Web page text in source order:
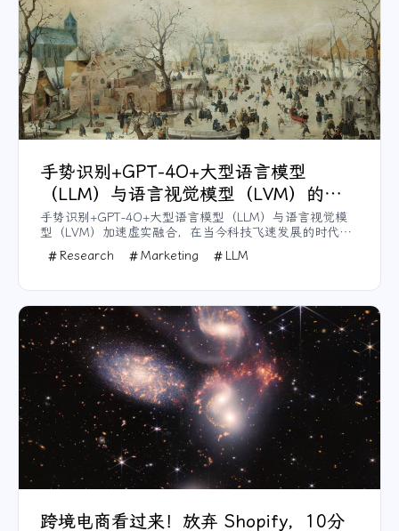
手势识别+GPT-4O+大型语言模型
（LLM）与语言视觉模型（LVM）的深
度融合
手势识别+GPT-4O+大型语言模型（LLM）与语言视觉模
型（LVM）加速虚实融合，在当今科技飞速发展的时代，
混合现实（Mixed Reality, MR）技术逐步进入我们的日常
生活和工作环境。作为将虚拟与现实无缝融合的技术，MR
（VR）和增强现实（AR）不同，混合现实不仅展示虚拟元
素，更能与现实物体互动，带来更为真实的沉浸感。这种
突破性的技术应用范围广泛，涵盖了游戏、教育、零售和
工业等多个领域，成为驱动新一代技术革新的重要力量。
Research Marketing LLM
跨境电商看过来！放弃 Shopify，10分